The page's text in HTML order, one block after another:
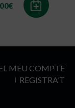
€
MEU COMPTE
REGISTRA’T